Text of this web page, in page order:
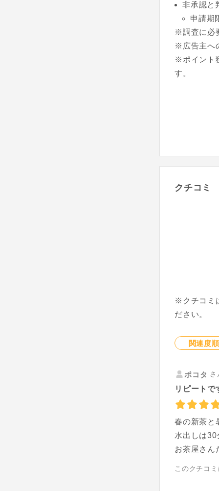
非承認と
申請期
※調査に必
※広告主へ
※ポイント
す。
クチコミ
※クチコミ
ださい。
関連度順
ポコタ
リピートで
春の新茶と
水出しは30
お茶屋さん
このクチコ